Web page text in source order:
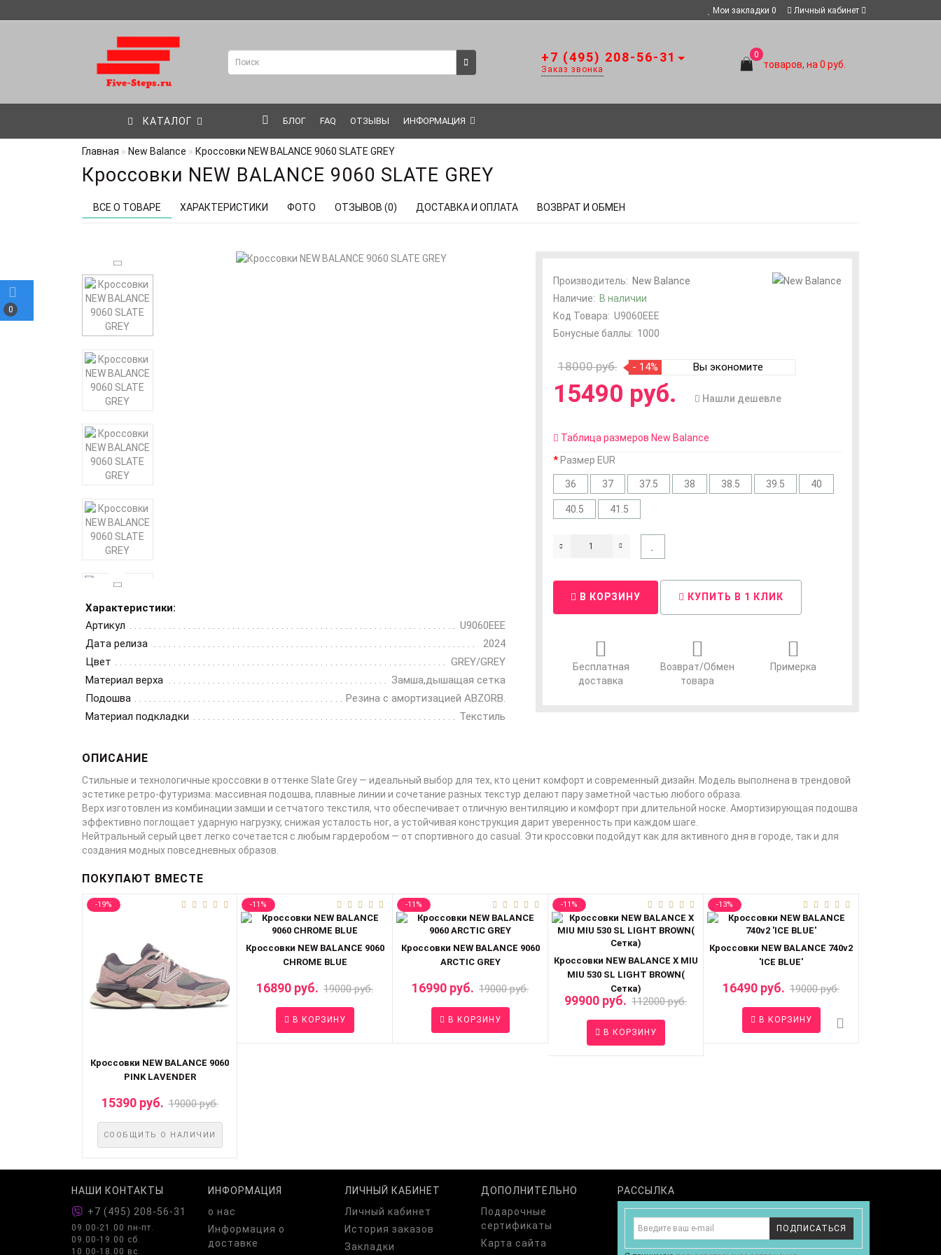
0
Мои закладки 0 Личный кабинет
0
товаров, на 0 руб.
+7 (495) 208-56-31
Заказ звонка
КАТАЛОГ БЛОГ FAQ ОТЗЫВЫ ИНФОРМАЦИЯ
Главная New Balance Кроссовки NEW BALANCE 9060 SLATE GREY
Кроссовки NEW BALANCE 9060 SLATE GREY
ВСЕ О ТОВАРЕ ХАРАКТЕРИСТИКИ ФОТО ОТЗЫВОВ (0) ДОСТАВКА И ОПЛАТА ВОЗВРАТ И ОБМЕН
Характеристики:
Артикул
U9060EEE
Дата релиза
2024
Цвет
GREY/GREY
Материал верха
Замша,дышащая сетка
Подошва
Резина с амортизацией ABZORB.
Материал подкладки
Текстиль
Производитель: New Balance
Наличие: В наличии
Код Товара: U9060EEE
Бонусные баллы: 1000
18000 руб. - 14% Вы экономите
15490 руб. Нашли дешевле
Таблица размеров New Balance
Размер EUR
36 37 37.5 38 38.5 39.5 40
40.5 41.5
В КОРЗИНУ КУПИТЬ В 1 КЛИК
Бесплатная
доставка
Возврат/Обмен
товара
Примерка
ОПИСАНИЕ
Стильные и технологичные кроссовки в оттенке Slate Grey — идеальный выбор для тех, кто ценит комфорт и современный дизайн. Модель выполнена в трендовой
эстетике ретро-футуризма: массивная подошва, плавные линии и сочетание разных текстур делают пару заметной частью любого образа.
Верх изготовлен из комбинации замши и сетчатого текстиля, что обеспечивает отличную вентиляцию и комфорт при длительной носке. Амортизирующая подошва
эффективно поглощает ударную нагрузку, снижая усталость ног, а устойчивая конструкция дарит уверенность при каждом шаге.
Нейтральный серый цвет легко сочетается с любым гардеробом — от спортивного до casual. Эти кроссовки подойдут как для активного дня в городе, так и для
создания модных повседневных образов.
ПОКУПАЮТ ВМЕСТЕ
-19%
Кроссовки NEW BALANCE 9060
PINK LAVENDER
15390 руб. 19000 руб.
СООБЩИТЬ О НАЛИЧИИ
-11%
Кроссовки NEW BALANCE 9060
CHROME BLUE
16890 руб. 19000 руб.
В КОРЗИНУ
-11%
Кроссовки NEW BALANCE 9060
ARCTIC GREY
16990 руб. 19000 руб.
В КОРЗИНУ
-11%
Кроссовки NEW BALANCE X MIU
MIU 530 SL LIGHT BROWN(
Сетка)
99900 руб. 112000 руб.
В КОРЗИНУ
-13%
Кроссовки NEW BALANCE 740v2
'ICE BLUE'
16490 руб. 19000 руб.
В КОРЗИНУ
НАШИ КОНТАКТЫ
+7 (495) 208-56-31
09.00-21.00 пн-пт.
09.00-19.00 сб.
10.00-18.00 вс.
ИНФОРМАЦИЯ
о нас
Информация о
доставке
ЛИЧНЫЙ КАБИНЕТ
Личный кабинет
История заказов
Закладки
ДОПОЛНИТЕЛЬНО
Подарочные
сертификаты
Карта сайта
РАССЫЛКА
ПОДПИСАТЬСЯ